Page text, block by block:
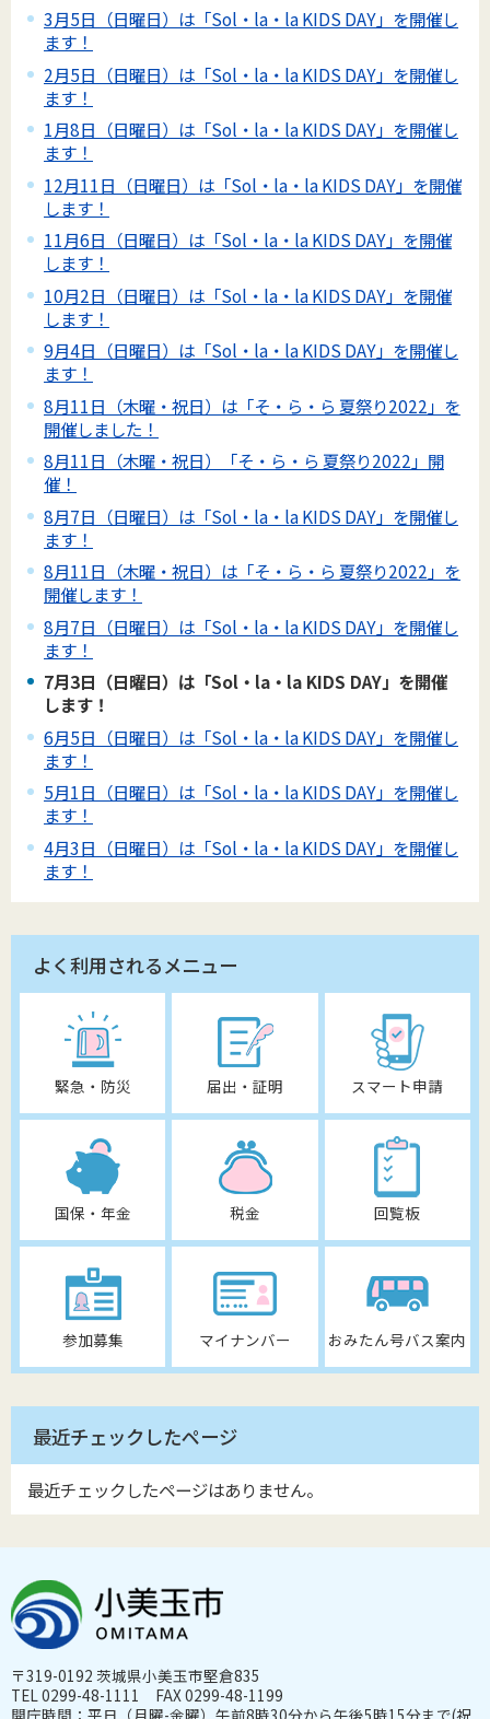
3月5日（日曜日）は「Sol・la・la KIDS DAY」を開催し
ます！
2月5日（日曜日）は「Sol・la・la KIDS DAY」を開催し
ます！
1月8日（日曜日）は「Sol・la・la KIDS DAY」を開催し
ます！
12月11日（日曜日）は「Sol・la・la KIDS DAY」を開催
します！
11月6日（日曜日）は「Sol・la・la KIDS DAY」を開催
します！
10月2日（日曜日）は「Sol・la・la KIDS DAY」を開催
します！
9月4日（日曜日）は「Sol・la・la KIDS DAY」を開催し
ます！
8月11日（木曜・祝日）は「そ・ら・ら 夏祭り2022」を
開催しました！
8月11日（木曜・祝日）「そ・ら・ら 夏祭り2022」開
催！
8月7日（日曜日）は「Sol・la・la KIDS DAY」を開催し
ます！
8月11日（木曜・祝日）は「そ・ら・ら 夏祭り2022」を
開催します！
8月7日（日曜日）は「Sol・la・la KIDS DAY」を開催し
ます！
7月3日（日曜日）は「Sol・la・la KIDS DAY」を開催
します！
6月5日（日曜日）は「Sol・la・la KIDS DAY」を開催し
ます！
5月1日（日曜日）は「Sol・la・la KIDS DAY」を開催し
ます！
4月3日（日曜日）は「Sol・la・la KIDS DAY」を開催し
ます！
よく利用されるメニュー
緊急・防災 届出・証明 スマート申請
国保・年金 税金 回覧板
参加募集 マイナンバー おみたん号バス案内
最近チェックしたページ
最近チェックしたページはありません。
〒319-0192 茨城県小美玉市堅倉835
TEL 0299-48-1111 FAX 0299-48-1199